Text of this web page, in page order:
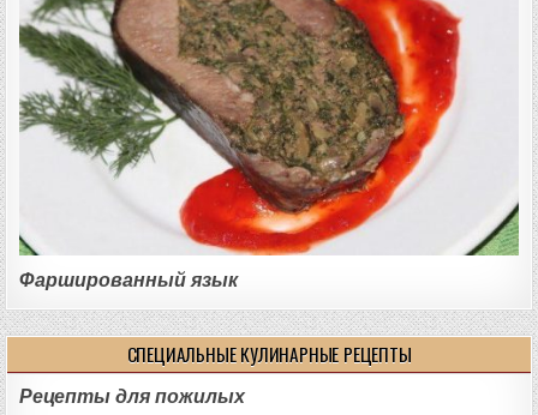
Фаршированный язык
СПЕЦИАЛЬНЫЕ КУЛИНАРНЫЕ РЕЦЕПТЫ
Рецепты для пожилых